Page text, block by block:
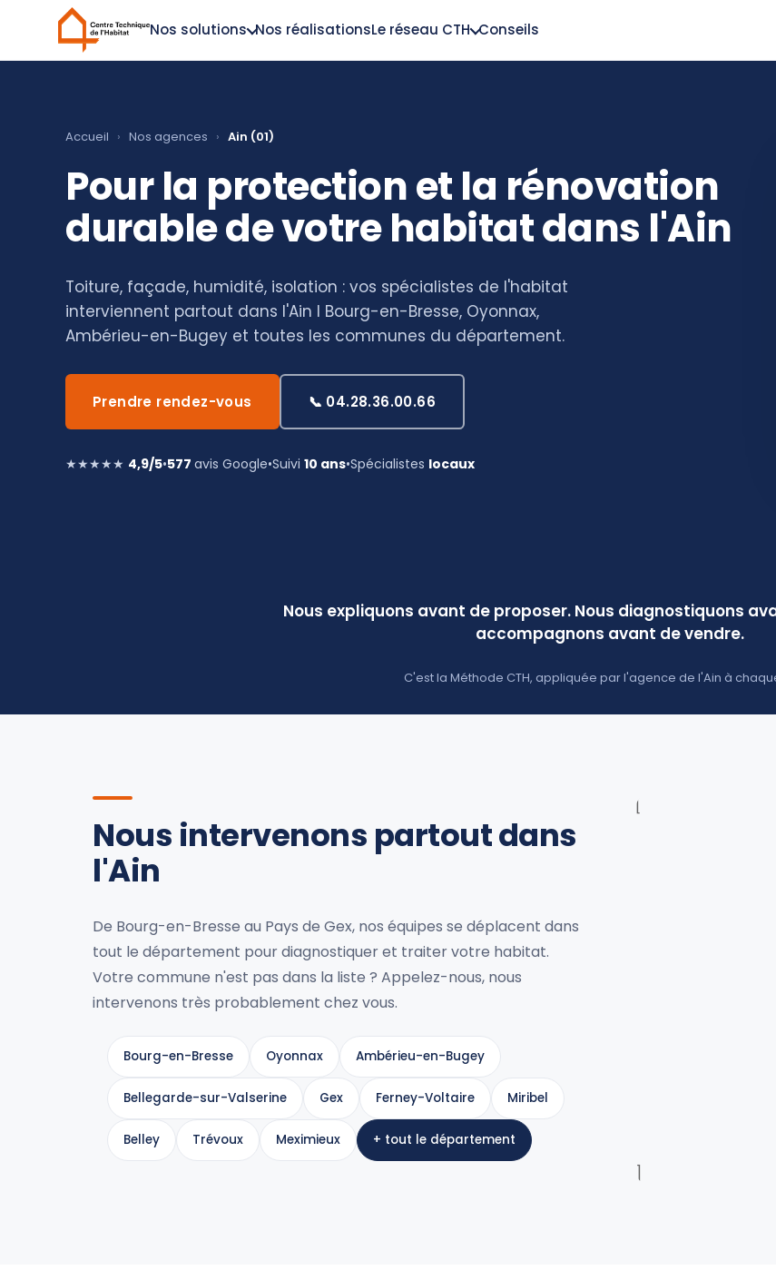
Nos solutions Nos réalisationsLe réseau CTH Conseils
Accueil › Nos agences › Ain (01)
Pour la protection et la rénovation
durable de votre habitat dans l'Ain
Toiture, façade, humidité, isolation : vos spécialistes de l'habitat
interviennent partout dans l'Ain I Bourg-en-Bresse, Oyonnax,
Ambérieu-en-Bugey et toutes les communes du département.
Prendre rendez-vous 📞 04.28.36.00.66
★★★★★ 4,9/5•577 avis Google•Suivi 10 ans•Spécialistes locaux
Nous expliquons avant de proposer. Nous diagnostiquons
accompagnons avant de vendre.
C'est la Méthode CTH, appliquée par l'agence de l'Ain à
Nous intervenons partout dans
l'Ain
De Bourg-en-Bresse au Pays de Gex, nos équipes se déplacent dans
tout le département pour diagnostiquer et traiter votre habitat.
Votre commune n'est pas dans la liste ? Appelez-nous, nous
intervenons très probablement chez vous.
Bourg-en-Bresse Oyonnax Ambérieu-en-Bugey
Bellegarde-sur-Valserine Gex Ferney-Voltaire Miribel
Belley Trévoux Meximieux + tout le département
[
]